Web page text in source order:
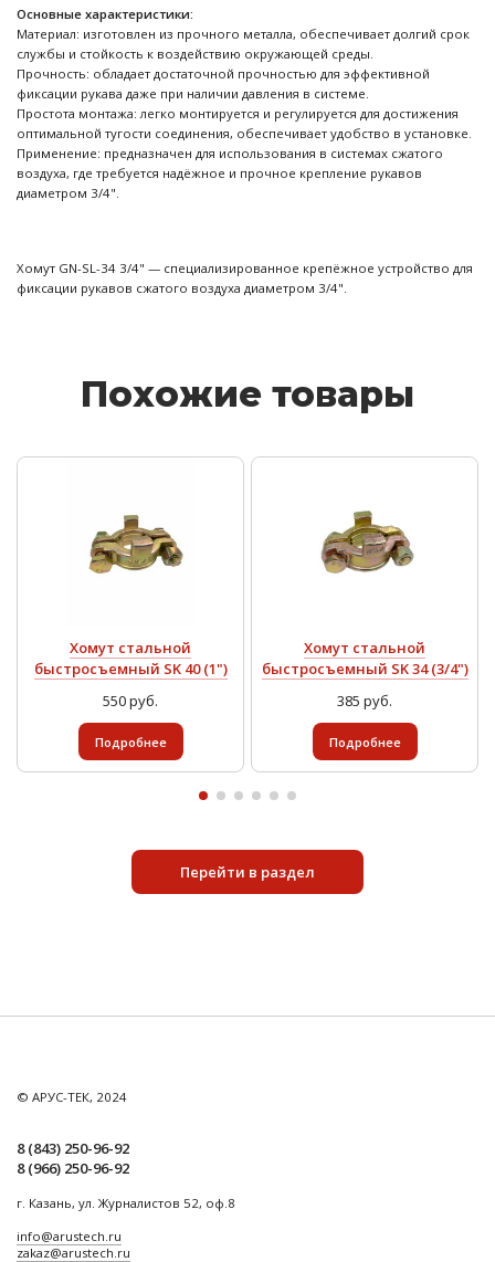
Основные характеристики:
Материал: изготовлен из прочного металла, обеспечивает долгий срок
службы и стойкость к воздействию окружающей среды.
Прочность: обладает достаточной прочностью для эффективной
фиксации рукава даже при наличии давления в системе.
Простота монтажа: легко монтируется и регулируется для достижения
оптимальной тугости соединения, обеспечивает удобство в установке.
Применение: предназначен для использования в системах сжатого
воздуха, где требуется надёжное и прочное крепление рукавов
диаметром 3/4".
Хомут GN-SL-34 3/4" — специализированное крепёжное устройство для
фиксации рукавов сжатого воздуха диаметром 3/4".
Похожие товары
Хомут стальной
быстросъемный SK 40 (1")
550 руб.
Подробнее
Хомут стальной
быстросъемный SK 34 (3/4")
385 руб.
Подробнее
Перейти в раздел
© АРУС-ТЕК, 2024
8 (843) 250-96-92
8 (966) 250-96-92
г. Казань, ул. Журналистов 52, оф.8
info@arustech.ru
zakaz@arustech.ru